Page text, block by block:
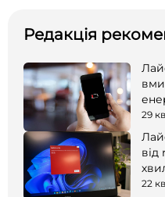
Редакція
29
від
22